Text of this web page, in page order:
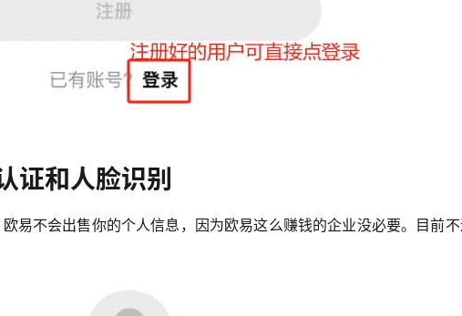
证和人脸识别
易不会出售你的个人信息，因为欧易这么赚钱的企业没必要。目前